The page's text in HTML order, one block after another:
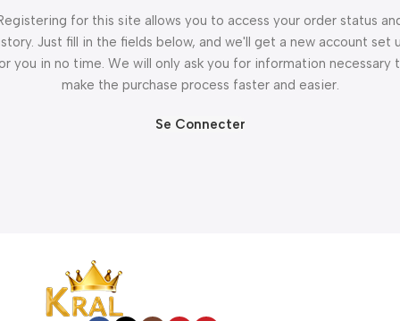
for this site allows you to access your order status
Just fill in the fields below, and we'll get a new account set
you in no time. We will only ask you for information necessary
make the purchase process faster and easier.
Se Connecter